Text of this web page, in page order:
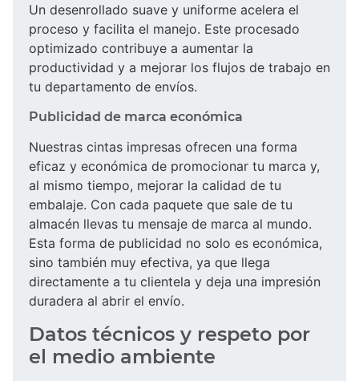
Un desenrollado suave y uniforme acelera el
proceso y facilita el manejo. Este procesado
optimizado contribuye a aumentar la
productividad y a mejorar los flujos de trabajo en
tu departamento de envíos.
Publicidad de marca económica
Nuestras cintas impresas ofrecen una forma
eficaz y económica de promocionar tu marca y,
al mismo tiempo, mejorar la calidad de tu
embalaje. Con cada paquete que sale de tu
almacén llevas tu mensaje de marca al mundo.
Esta forma de publicidad no solo es económica,
sino también muy efectiva, ya que llega
directamente a tu clientela y deja una impresión
duradera al abrir el envío.
Datos técnicos y respeto por
el medio ambiente